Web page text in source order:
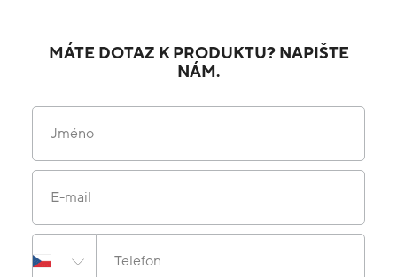
MÁTE DOTAZ K PRODUKTU? NAPIŠTE
NÁM.
Jméno
E-mail
Telefon